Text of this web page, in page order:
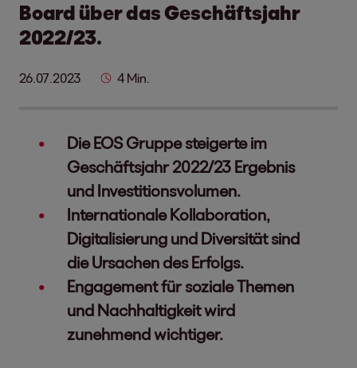
Board über das Geschäftsjahr
2022/23.
26.07.2023 4 Min.
Die EOS Gruppe steigerte im
Geschäftsjahr 2022/23 Ergebnis
und Investitionsvolumen.
Internationale Kollaboration,
Digitalisierung und Diversität sind
die Ursachen des Erfolgs.
Engagement für soziale Themen
und Nachhaltigkeit wird
zunehmend wichtiger.